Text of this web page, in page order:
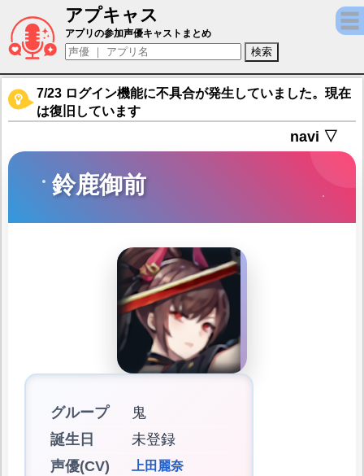
アプキャス
鈴鹿御前（声優：上田麗奈)【ラグナドール
アプリの参加声優キャストまとめ
7/23 ログイン機能に不具合が発生していました。現在
は復旧しています
navi ▽
鈴鹿御前
グループ
鬼
誕生日
未登録
声優(CV)
上田麗奈